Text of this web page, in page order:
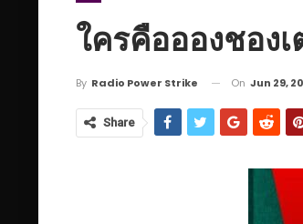
ใครคืออองชอง
By Radio Power Strike On Jun 29,
Share